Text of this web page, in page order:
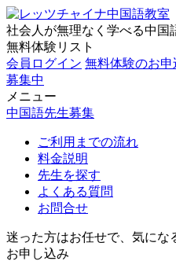
社会人が無理なく学べる中国
無料体験リスト
会員ログイン 無料体験のお申
募集中
メニュー
中国語先生募集
ご利用までの流れ
料金説明
先生を探す
よくある質問
お問合せ
迷った方はお任せで、気にな
お申し込み